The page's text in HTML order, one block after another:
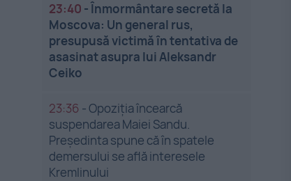
23:40 -Înmormântare secretă la
Moscova: Un general rus,
presupusă victimă în tentativa de
asasinat asupra lui Aleksandr
Ceiko
23:36 -Opoziția încearcă
suspendarea Maiei Sandu.
Președinta spune că în spatele
demersului se află interesele
Kremlinului